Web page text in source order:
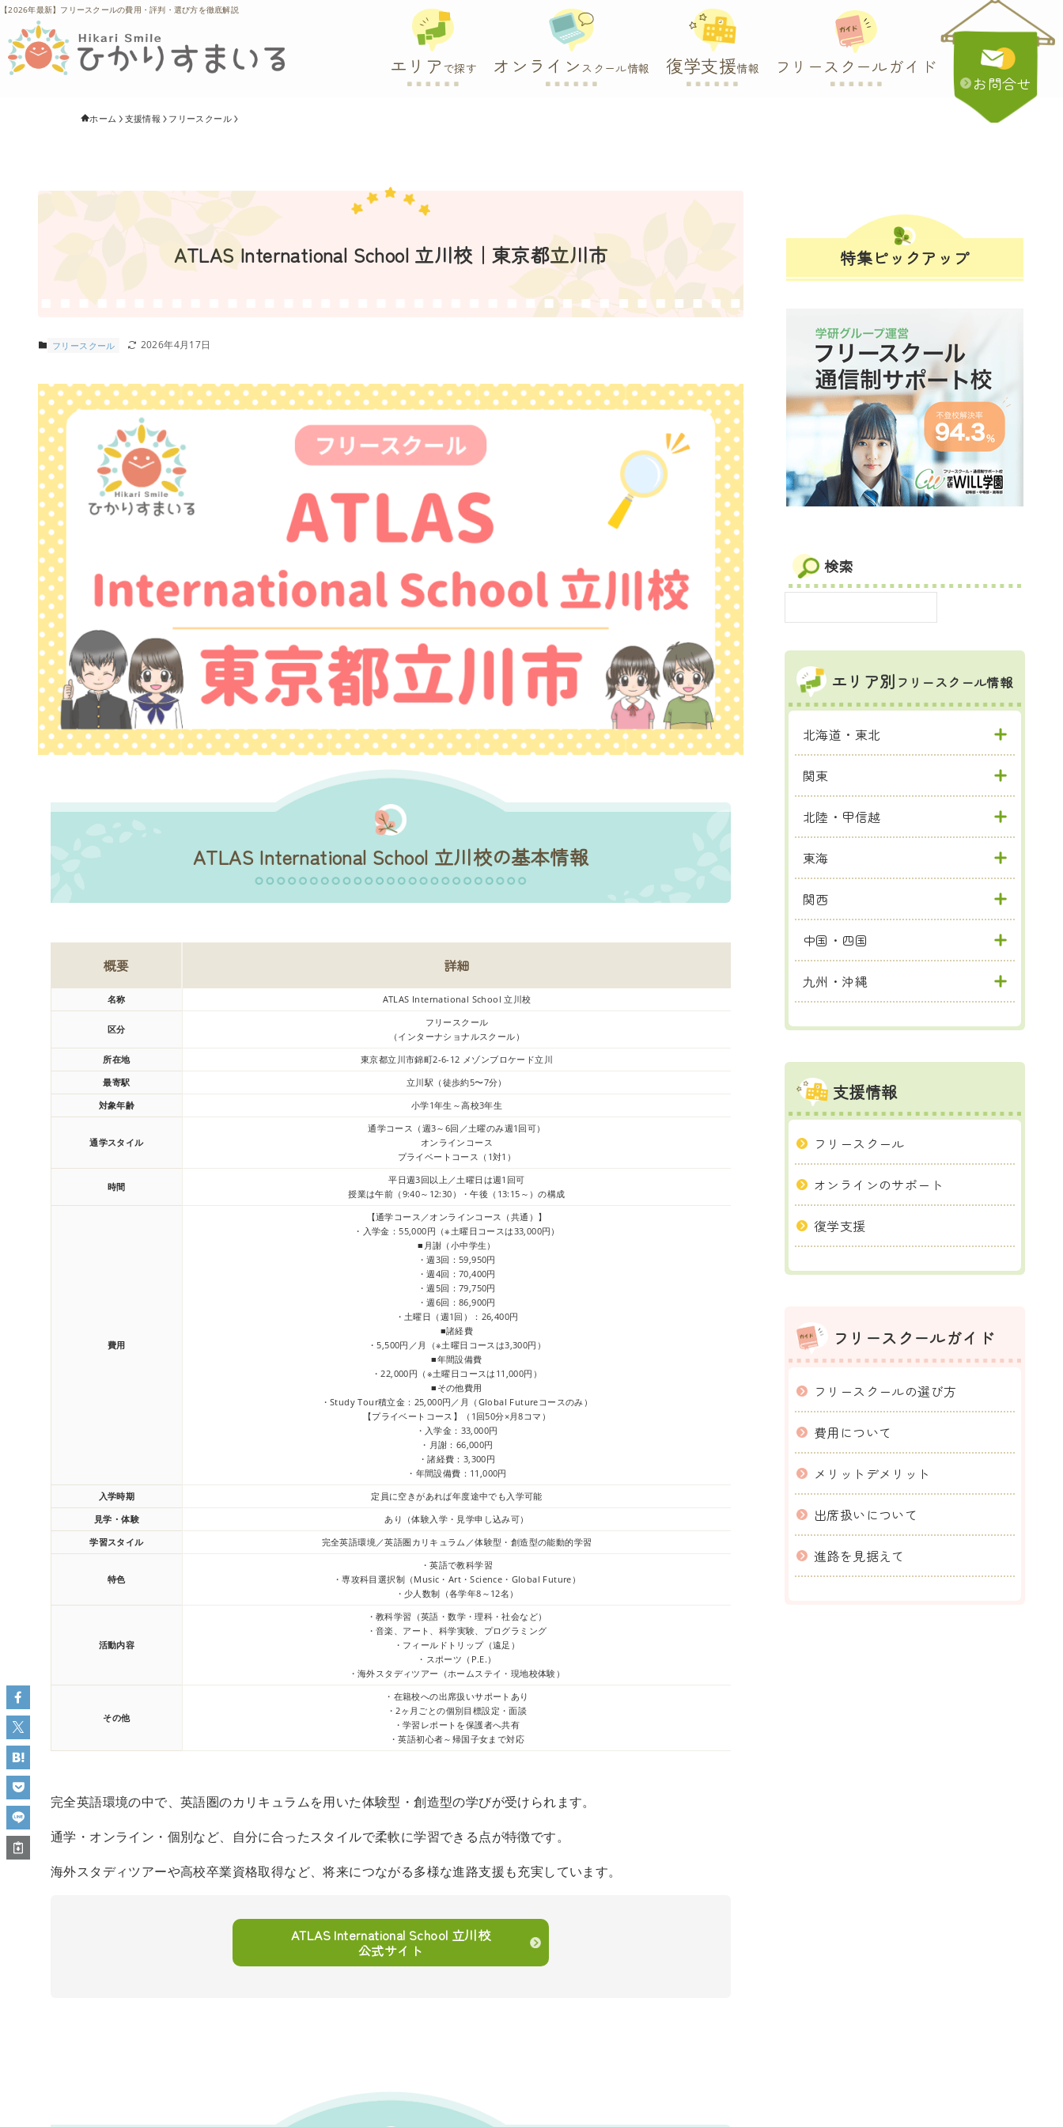
【2026年最新】フリースクールの費用・評判・選び方を徹底解説
エリア で探す オンライン スクール情報 復学支援情報 フリースクールガイド
お問合せ
ホーム 支援情報 フリースクール
ATLAS International School 立川校｜東京都立川市
フリースクール 2026年4月17日
ATLAS International School 立川校の基本情報
概要 詳細
名称 ATLAS International School 立川校
区分
フリースクール
（インターナショナルスクール）
所在地
東京都立川市錦町2-6-12 メゾンブロケード立川
最寄駅
立川駅（徒歩約5〜7分）
対象年齢
小学1年生～高校3年生
通学スタイル
通学コース（週3～6回／土曜のみ週1回可）
オンラインコース
プライベートコース（1対1）
時間
平日週3回以上／土曜日は週1回可
授業は午前（9:40～12:30）・午後（13:15～）の構成
費用
【通学コース／オンラインコース（共通）】
・入学金：55,000円（※土曜日コースは33,000円）
■月謝（小中学生）
・週3回：59,950円
・週4回：70,400円
・週5回：79,750円
・週6回：86,900円
・土曜日（週1回）：26,400円
■諸経費
・5,500円／月（※土曜日コースは3,300円）
■年間設備費
・22,000円（※土曜日コースは11,000円）
■その他費用
・Study Tour積立金：25,000円／月（Global Futureコースのみ）
【プライベートコース】（1回50分×月8コマ）
・入学金：33,000円
・月謝：66,000円
・諸経費：3,300円
・年間設備費：11,000円
入学時期
定員に空きがあれば年度途中でも入学可能
見学・体験
あり（体験入学・見学申し込み可）
学習スタイル
完全英語環境／英語圏カリキュラム／体験型・創造型の能動的学習
特色
・英語で教科学習
・専攻科目選択制（Music・Art・Science・Global Future）
・少人数制（各学年8～12名）
活動内容
・教科学習（英語・数学・理科・社会など）
・音楽、アート、科学実験、プログラミング
・フィールドトリップ（遠足）
・スポーツ（P.E.）
・海外スタディツアー（ホームステイ・現地校体験）
その他
・在籍校への出席扱いサポートあり
・2ヶ月ごとの個別目標設定・面談
・学習レポートを保護者へ共有
・英語初心者～帰国子女まで対応
完全英語環境の中で、英語圏のカリキュラムを用いた体験型・創造型の学びが受けられます。
通学・オンライン・個別など、自分に合ったスタイルで柔軟に学習できる点が特徴です。
海外スタディツアーや高校卒業資格取得など、将来につながる多様な進路支援も充実しています。
ATLAS International School 立川校
公式サイト
特集ピックアップ
検索
エリア別 フリースクール情報
北海道・東北
関東
北陸・甲信越
東海
関西
中国・四国
九州・沖縄
支援情報
フリースクール
オンラインのサポート
復学支援
フリースクールガイド
フリースクールの選び方
費用について
メリットデメリット
出席扱いについて
進路を見据えて